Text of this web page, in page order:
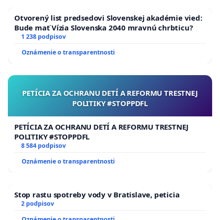
Ladislav Volko - publicista
Etela Farkašová - spisovateľka
Ján Tazberík - básnik
k výzve sa pripája
Vladimír Skalský - Predseda Svetového združenia
Slovákov v zahraničí
Olga Ruppeldtová - prekladateľka
Peter Kováč - divadelník
Radoslava Brhlikova - politologička aďalší
Otvorený list predsedovi Slovenskej akadémie vied:
Bude mať Vízia Slovenska 2040 mravnú chrbticu?
1 238 podpisov
Oznámenie o transparentnosti
PETÍCIA ZA OCHRANU DETÍ A REFORMU TRESTNEJ
POLITIKY #STOPPDFL
PETÍCIA ZA OCHRANU DETÍ A REFORMU TRESTNEJ
POLITIKY #STOPPDFL
8 584 podpisov
Oznámenie o transparentnosti
Stop rastu spotreby vody v Bratislave, peticia
2 podpisov